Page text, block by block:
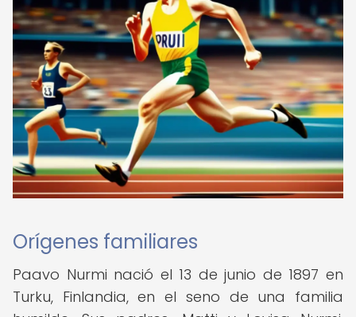
Orígenes familiares
Paavo Nurmi nació el 13 de junio de 1897 en
Turku, Finlandia, en el seno de una familia